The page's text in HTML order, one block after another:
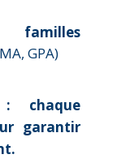
familles
GPA)
: chaque
garantir